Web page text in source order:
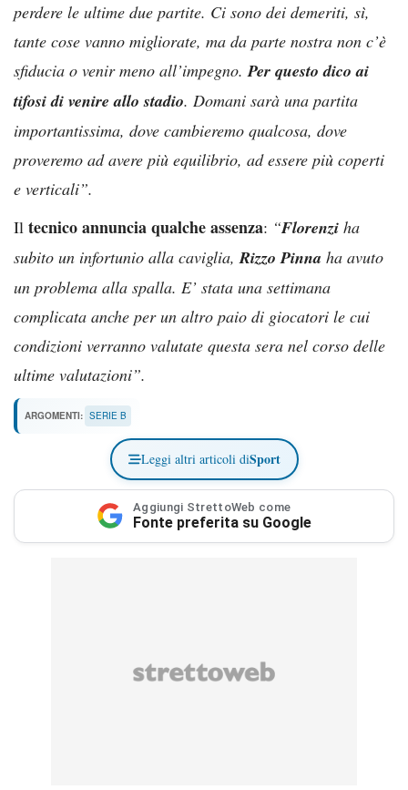
perdere le ultime due partite. Ci sono dei demeriti, sì,
tante cose vanno migliorate, ma da parte nostra non c’è
sfiducia o venir meno all’impegno.Per questo dico ai
tifosi di venire allo stadio. Domani sarà una partita
importantissima, dove cambieremo qualcosa, dove
proveremo ad avere più equilibrio, ad essere più coperti
e verticali”.
Il tecnico annuncia qualche assenza: “Florenzi ha
subito un infortunio alla caviglia,Rizzo Pinna ha avuto
un problema alla spalla. E’ stata una settimana
complicata anche per un altro paio di giocatori le cui
condizioni verranno valutate questa sera nel corso delle
ultime valutazioni”.
ARGOMENTI: SERIE B
Leggi altri articoli diSport
Aggiungi StrettoWeb come
Fonte preferita su Google